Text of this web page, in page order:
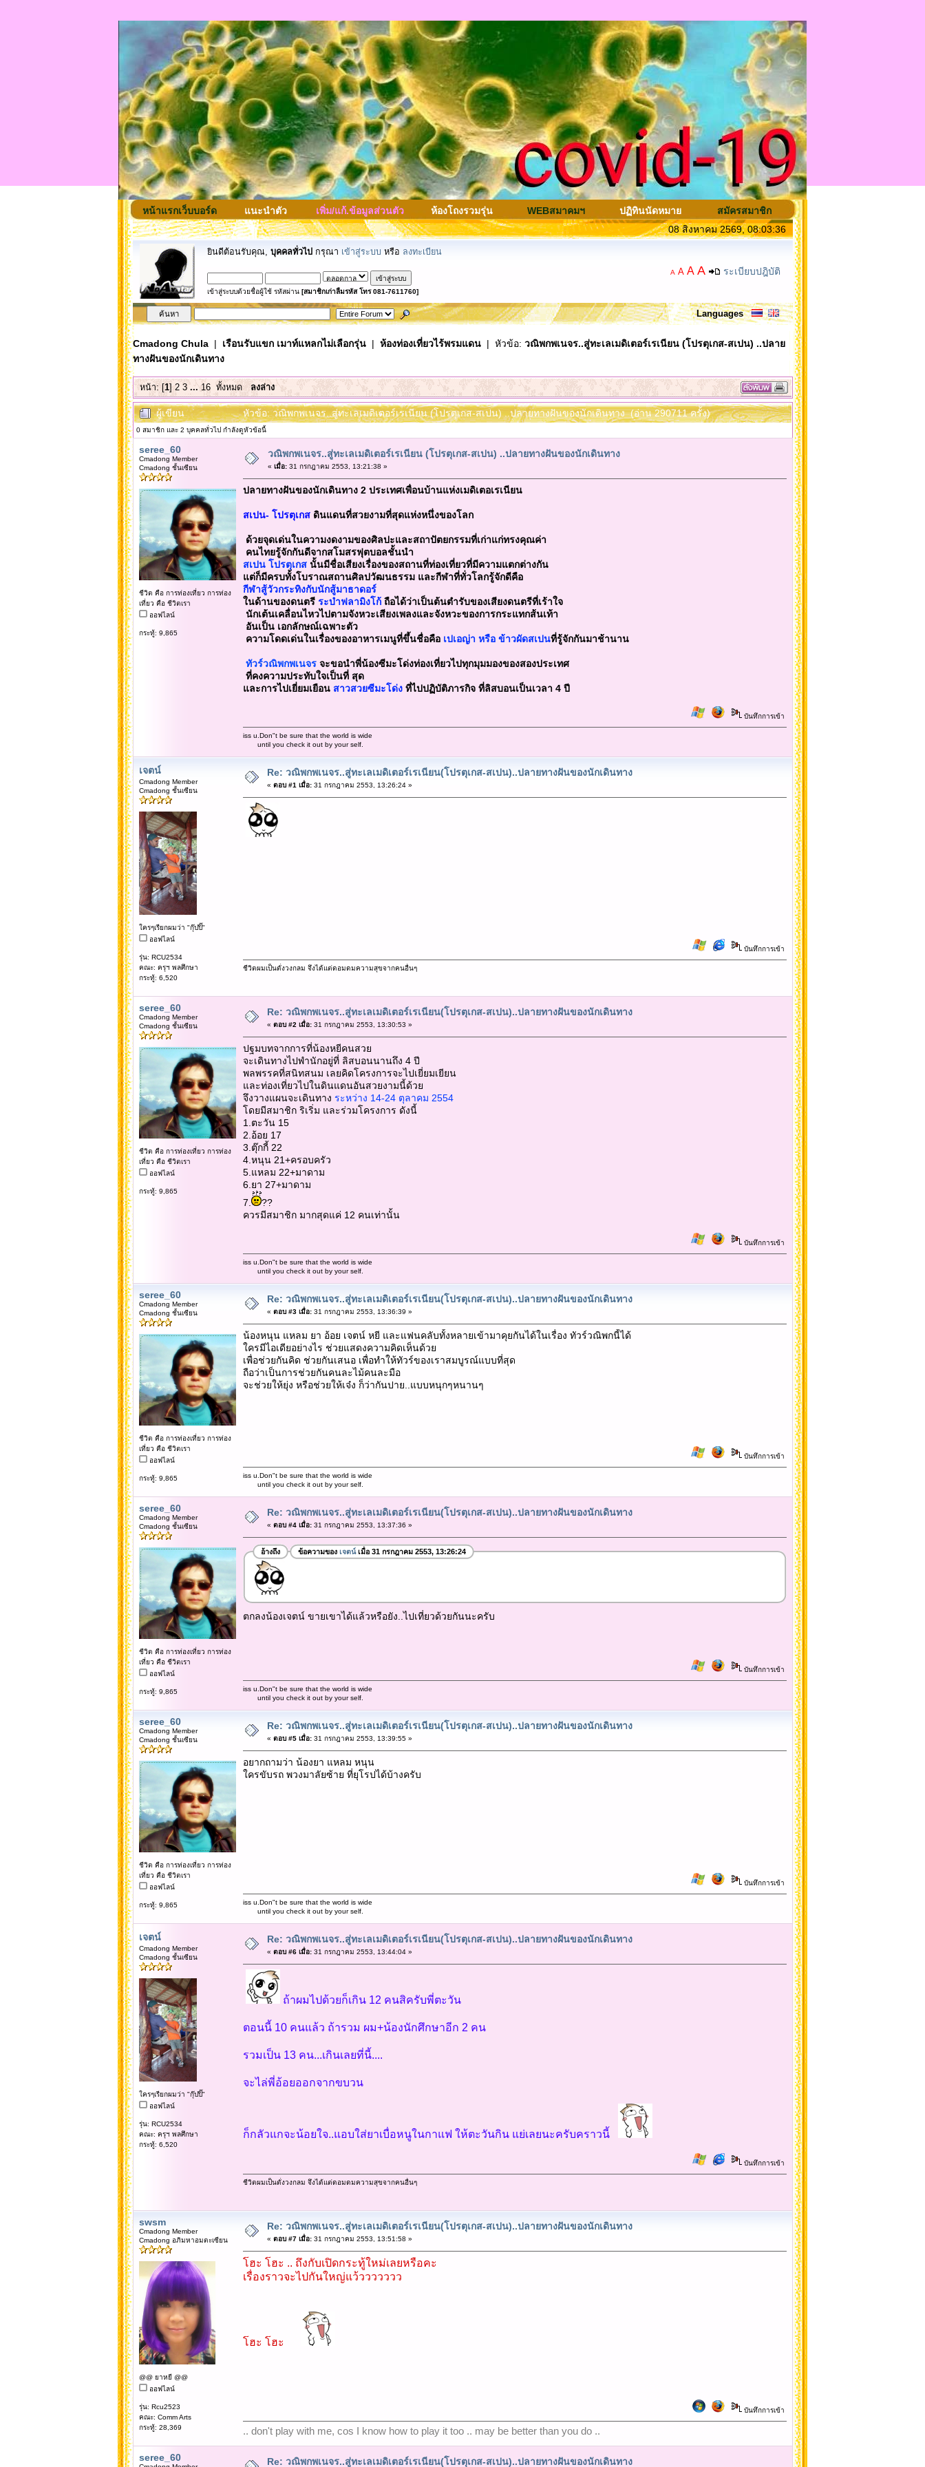
หน้าแรกเว็บบอร์ด แนะนำตัว เพิ่ม/แก้.ข้อมูลส่วนตัว ห้องโถงรวมรุ่น WEBสมาคมฯ ปฏิทินนัดหมาย
สมัครสมาชิก
08 สิงหาคม 2569, 08:03:36
ยินดีต้อนรับคุณ, บุคคลทั่วไป กรุณา เข้าสู่ระบบ หรือ ลงทะเบียน
เข้าสู่ระบบด้วยชื่อผู้ใช้ รหัสผ่าน [สมาชิกเก่าลืมรหัส โทร 081-7611760]
A A A A ระเบียบปฎิบัติ
Languages
Cmadong Chula| เรือนรับแขก เมาท์แหลกไม่เลือกรุ่น| ห้องท่องเที่ยวไร้พรมแดน| หัวข้อ: วณิพกพเนจร..สู่ทะเลเมดิเตอร์เรเนียน (โปรตุเกส-สเปน) ..ปลาย
ทางฝันของนักเดินทาง
หน้า: [1]2 3 ...16 ทั้งหมด ลงล่าง
ผู้เขียน หัวข้อ: วณิพกพเนจร..สู่ทะเลเมดิเตอร์เรเนียน (โปรตุเกส-สเปน) ..ปลายทางฝันของนักเดินทาง (อ่าน 290711 ครั้ง)
0 สมาชิก และ 2 บุคคลทั่วไป กำลังดูหัวข้อนี้
seree_60
Cmadong Member
Cmadong ชั้นเซียน
ชีวิต คือ การท่องเที่ยว การท่อง
เที่ยว คือ ชีวิตเรา
ออฟไลน์
กระทู้: 9,865
วณิพกพเนจร..สู่ทะเลเมดิเตอร์เรเนียน (โปรตุเกส-สเปน) ..ปลายทางฝันของนักเดินทาง
« เมื่อ:31 กรกฎาคม 2553, 13:21:38 »
ปลายทางฝันของนักเดินทาง 2 ประเทศเพื่อนบ้านแห่งเมดิเตอเรเนียน
สเปน- โปรตุเกสดินแดนที่สวยงามที่สุดแห่งหนึ่งของโลก
ด้วยจุดเด่นในความงดงามของศิลปะและสถาปัตยกรรมที่เก่าแก่ทรงคุณค่า
คนไทยรู้จักกันดีจากสโมสรฟุตบอลชั้นนำ
สเปน โปรตุเกสนั้นมีชื่อเสียงเรื่องของสถานที่ท่องเที่ยวที่มีความแตกต่างกัน
แต่ก็มีครบทั้งโบราณสถานศิลปวัฒนธรรม และกีฬาที่ทั่วโลกรู้จักดีคือ
กีฬาสู้วัวกระทิงกับนักสู้มาธาดอร์
ในด้านของดนตรี ระบำฟลามิงโก้ถือได้ว่าเป็นต้นตำรับของเสียงดนตรีที่เร้าใจ
นักเต้นเคลื่อนไหวไปตามจังหวะเสียงเพลงและจังหวะของการกระแทกส้นเท้า
อันเป็น เอกลักษณ์เฉพาะตัว
ความโดดเด่นในเรื่องของอาหารเมนูที่ขึ้นชื่อคือ เปเอญ่า หรือ ข้าวผัดสเปนที่รู้จักกันมาช้านาน
ทัวร์วณิพกพเนจรจะขอนำพี่น้องซีมะโด่งท่องเที่ยวไปทุกมุมมองของสองประเทศ
ที่คงความประทับใจเป็นที่ สุด
และการไปเยี่ยมเยือน สาวสวยซีมะโด่งที่ไปปฏิบัติภารกิจ ที่ลิสบอนเป็นเวลา 4 ปี
บันทึกการเข้า
iss u.Don"t be sure that the world is wide
until you check it out by your self.
เจตน์
Cmadong Member
Cmadong ชั้นเซียน
ใครๆเรียกผมว่า "กุ๊ปปิ๊"
ออฟไลน์
รุ่น: RCU2534
คณะ: ครุฯ พลศึกษา
กระทู้: 6,520
Re: วณิพกพเนจร..สู่ทะเลเมดิเตอร์เรเนียน(โปรตุเกส-สเปน)..ปลายทางฝันของนักเดินทาง
« ตอบ #1 เมื่อ:31 กรกฎาคม 2553, 13:26:24 »
บันทึกการเข้า
ชีวิตผมเป็นดั่งวงกลม จึงได้แต่ดอมดมความสุขจากคนอื่นๆ
seree_60
Cmadong Member
Cmadong ชั้นเซียน
ชีวิต คือ การท่องเที่ยว การท่อง
เที่ยว คือ ชีวิตเรา
ออฟไลน์
กระทู้: 9,865
Re: วณิพกพเนจร..สู่ทะเลเมดิเตอร์เรเนียน(โปรตุเกส-สเปน)..ปลายทางฝันของนักเดินทาง
« ตอบ #2 เมื่อ:31 กรกฎาคม 2553, 13:30:53 »
ปฐมบทจากการที่น้องหยีคนสวย
จะเดินทางไปพำนักอยู่ที่ ลิสบอนนานถึง 4 ปี
พลพรรคที่สนิทสนม เลยคิดโครงการจะไปเยี่ยมเยียน
และท่องเที่ยวไปในดินแดนอันสวยงามนี้ด้วย
จึงวางแผนจะเดินทาง ระหว่าง 14-24 ตุลาคม 2554
โดยมีสมาชิก ริเริ่ม และร่วมโครงการ ดังนี้
1.ตะวัน 15
2.อ้อย 17
3.ตุ๊กกี้ 22
4.หนุน 21+ครอบครัว
5.แหลม 22+มาดาม
6.ยา 27+มาดาม
7.
??
ควรมีสมาชิก มากสุดแค่ 12 คนเท่านั้น
บันทึกการเข้า
iss u.Don"t be sure that the world is wide
until you check it out by your self.
seree_60
Cmadong Member
Cmadong ชั้นเซียน
ชีวิต คือ การท่องเที่ยว การท่อง
เที่ยว คือ ชีวิตเรา
ออฟไลน์
กระทู้: 9,865
Re: วณิพกพเนจร..สู่ทะเลเมดิเตอร์เรเนียน(โปรตุเกส-สเปน)..ปลายทางฝันของนักเดินทาง
« ตอบ #3 เมื่อ:31 กรกฎาคม 2553, 13:36:39 »
น้องหนุน แหลม ยา อ้อย เจตน์ หยี และแฟนคลับทั้งหลายเข้ามาคุยกันได้ในเรื่อง ทัวร์วณิพกนี้ได้
ใครมีไอเดียอย่างไร ช่วยแสดงความคิดเห็นด้วย
เพื่อช่วยกันคิด ช่วยกันเสนอ เพื่อทำให้ทัวร์ของเราสมบูรณ์แบบที่สุด
ถือว่าเป็นการช่วยกันคนละไม้คนละมือ
จะช่วยให้ยุ่ง หรือช่วยให้เจ๋ง ก็ว่ากันปาย..แบบหนุกๆหนานๆ
บันทึกการเข้า
iss u.Don"t be sure that the world is wide
until you check it out by your self.
seree_60
Cmadong Member
Cmadong ชั้นเซียน
ชีวิต คือ การท่องเที่ยว การท่อง
เที่ยว คือ ชีวิตเรา
ออฟไลน์
กระทู้: 9,865
Re: วณิพกพเนจร..สู่ทะเลเมดิเตอร์เรเนียน(โปรตุเกส-สเปน)..ปลายทางฝันของนักเดินทาง
« ตอบ #4 เมื่อ:31 กรกฎาคม 2553, 13:37:36 »
อ้างถึง ข้อความของ เจตน์เมื่อ 31 กรกฎาคม 2553, 13:26:24
ตกลงน้องเจตน์ ขายเขาได้แล้วหรือยัง..ไปเที่ยวด้วยกันนะครับ
บันทึกการเข้า
iss u.Don"t be sure that the world is wide
until you check it out by your self.
seree_60
Cmadong Member
Cmadong ชั้นเซียน
ชีวิต คือ การท่องเที่ยว การท่อง
เที่ยว คือ ชีวิตเรา
ออฟไลน์
กระทู้: 9,865
Re: วณิพกพเนจร..สู่ทะเลเมดิเตอร์เรเนียน(โปรตุเกส-สเปน)..ปลายทางฝันของนักเดินทาง
« ตอบ #5 เมื่อ:31 กรกฎาคม 2553, 13:39:55 »
อยากถามว่า น้องยา แหลม หนุน
ใครขับรถ พวงมาลัยซ้าย ที่ยุโรปได้บ้างครับ
บันทึกการเข้า
iss u.Don"t be sure that the world is wide
until you check it out by your self.
เจตน์
Cmadong Member
Cmadong ชั้นเซียน
ใครๆเรียกผมว่า "กุ๊ปปิ๊"
ออฟไลน์
รุ่น: RCU2534
คณะ: ครุฯ พลศึกษา
กระทู้: 6,520
Re: วณิพกพเนจร..สู่ทะเลเมดิเตอร์เรเนียน(โปรตุเกส-สเปน)..ปลายทางฝันของนักเดินทาง
« ตอบ #6 เมื่อ:31 กรกฎาคม 2553, 13:44:04 »
ถ้าผมไปด้วยก็เกิน 12 คนสิครับพี่ตะวัน
ตอนนี้ 10 คนแล้ว ถ้ารวม ผม+น้องนักศึกษาอีก 2 คน
รวมเป็น 13 คน...เกินเลยที่นี้....
จะไล่พี่อ้อยออกจากขบวน
ก็กลัวแกจะน้อยใจ..แอบใส่ยาเบื่อหนูในกาแฟ ให้ตะวันกิน แย่เลยนะครับคราวนี้
บันทึกการเข้า
ชีวิตผมเป็นดั่งวงกลม จึงได้แต่ดอมดมความสุขจากคนอื่นๆ
swsm
Cmadong Member
Cmadong อภิมหาอมตะเซียน
@@ ยาหยี @@
ออฟไลน์
รุ่น: Rcu2523
คณะ: Comm Arts
กระทู้: 28,369
Re: วณิพกพเนจร..สู่ทะเลเมดิเตอร์เรเนียน(โปรตุเกส-สเปน)..ปลายทางฝันของนักเดินทาง
« ตอบ #7 เมื่อ:31 กรกฎาคม 2553, 13:51:58 »
โฮะ โฮะ .. ถึงกับเปิดกระทู้ใหม่เลยหรือคะ
เรื่องราวจะไปกันใหญ่แว้ววววววว
โฮะ โฮะ
บันทึกการเข้า
.. don't play with me, cos I know how to play it too .. may be better than you do ..
seree_60 Re: วณิพกพเนจร..สู่ทะเลเมดิเตอร์เรเนียน(โปรตุเกส-สเปน)..ปลายทางฝันของนักเดินทาง